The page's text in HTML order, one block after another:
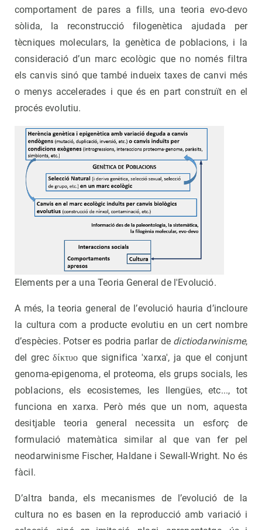
comportament de pares a fills, una teoria evo-devo
sòlida, la reconstrucció filogenètica ajudada per
tècniques moleculars, la genètica de poblacions, i la
consideració d’un marc ecològic que no només filtra
els canvis sinó que també indueix taxes de canvi més
o menys accelerades i que és en part construït en el
procés evolutiu.
Elements per a una Teoria General de l'Evolució.
A més, la teoria general de l’evolució hauria d’incloure
la cultura com a producte evolutiu en un cert nombre
d’espècies. Potser es podria parlar de dictiodarwinisme,
del grec δίκτυο que significa 'xarxa', ja que el conjunt
genoma-epigenoma, el proteoma, els grups socials, les
poblacions, els ecosistemes, les llengües, etc..., tot
funciona en xarxa. Però més que un nom, aquesta
desitjable teoria general necessita un esforç de
formulació matemàtica similar al que van fer pel
neodarwinisme Fischer, Haldane i Sewall-Wright. No és
fàcil.
D’altra banda, els mecanismes de l’evolució de la
cultura no es basen en la reproducció amb variació i